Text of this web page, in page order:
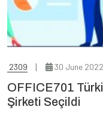
2309 30 June 2022
OFFICE701
Şirketi Seçildi